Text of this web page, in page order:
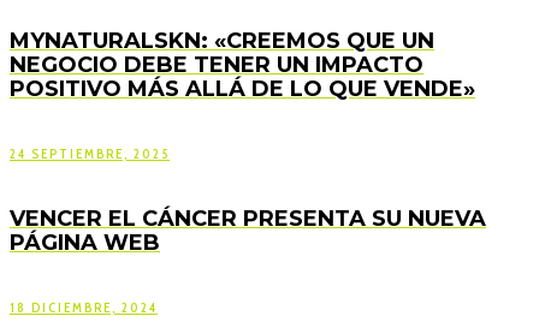
MYNATURALSKN: «CREEMOS QUE UN
NEGOCIO DEBE TENER UN IMPACTO
POSITIVO MÁS ALLÁ DE LO QUE VENDE»
24 SEPTIEMBRE, 2025
VENCER EL CÁNCER PRESENTA SU NUEVA
PÁGINA WEB
18 DICIEMBRE, 2024